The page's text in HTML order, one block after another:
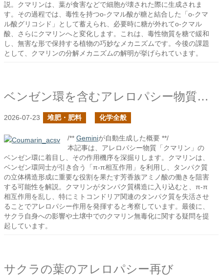
説。クマリンは、葉が食害などで細胞が壊された際に生成されま
す。その過程では、毒性を持つo-クマル酸が糖と結合した「o-クマ
ル酸グリコシド」として蓄えられ、必要時に糖が外れてo-クマル
酸、さらにクマリンへと変化します。これは、毒性物質を糖で緩和
し、無害な形で保持する植物の巧妙なメカニズムです。今後の課題
として、クマリンの分解メカニズムの解明が挙げられています。
ベンゼン環を含むアレロパシー物質の作用について
2026-07-23 堆肥・肥料 化学全般
/** Geminiが自動生成した概要 **/
本記事は、アレロパシー物質「クマリン」の
ベンゼン環に着目し、その作用機序を深掘りします。クマリンは、
ベンゼン環同士が引き合う「π-π相互作用」を利用し、タンパク質
の立体構造形成に重要な役割を果たす芳香族アミノ酸の働きを阻害
する可能性を解説。クマリンがタンパク質構造に入り込むと、π-π
相互作用を乱し、特にミトコンドリア関連のタンパク質を失活させ
ることでアレロパシー作用を発揮すると考察しています。最後に、
サクラ自身への影響や土壌中でのクマリン無毒化に関する疑問を提
起しています。
サクラの葉のアレロパシー再び